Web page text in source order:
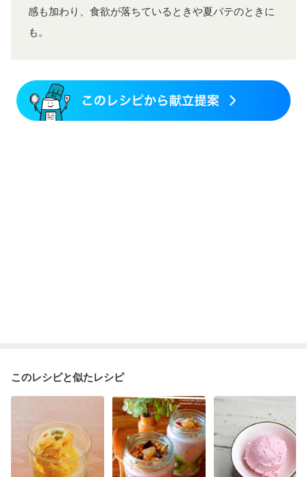
感も加わり、食欲が落ちているときや夏バテのときに
も。
このレシピと似たレシピ